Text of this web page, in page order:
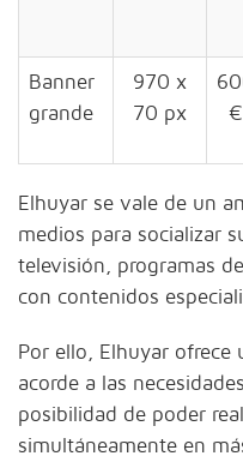
Banner
grande
970 x
70 px
€
Elhuyar se vale de un
medios para socializar
televisión, programas
con contenidos
Por ello, Elhuyar
acorde a las
posibilidad de poder
simultáneamente en